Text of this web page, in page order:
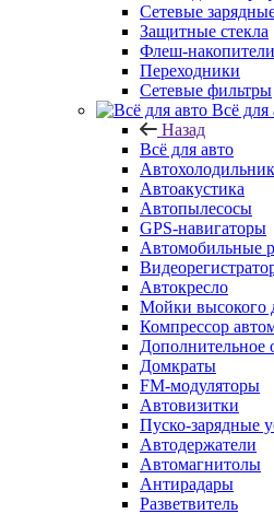
Сетевые
Защитные стекла
Флеш-
Переходники
Сетевые фильтры
Всё для
Назад
Всё для авто
Автоакустика
Автопылесосы
GPS-навигаторы
Автомобильные
Автокресло
Мойки высокого
Компрессор
Дополнительное
Домкраты
FM-модуляторы
Автовизитки
Пуско-зарядные
Автодержатели
Автомагнитолы
Антирадары
Разветвитель